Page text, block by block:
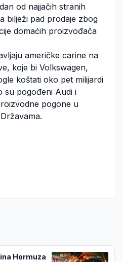
od najjačih stranih
bilježi pad prodaje zbog
domaćih proizvođača
američke carine na
koje bi Volkswagen,
koštati oko pet milijardi
su pogođeni Audi i
pogone u
Hormuza